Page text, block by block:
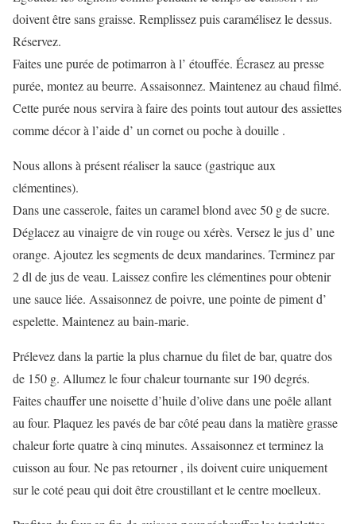
doivent être sans graisse. Remplissez puis caramélisez le dessus.
Réservez.
Faites une purée de potimarron à l’ étouffée. Écrasez au presse
purée, montez au beurre. Assaisonnez. Maintenez au chaud filmé.
Cette purée nous servira à faire des points tout autour des assiettes
comme décor à l’aide d’ un cornet ou poche à douille .
Nous allons à présent réaliser la sauce (gastrique aux
clémentines).
Dans une casserole, faites un caramel blond avec 50 g de sucre.
Déglacez au vinaigre de vin rouge ou xérès. Versez le jus d’ une
orange. Ajoutez les segments de deux mandarines. Terminez par
2 dl de jus de veau. Laissez confire les clémentines pour obtenir
une sauce liée. Assaisonnez de poivre, une pointe de piment d’
espelette. Maintenez au bain-marie.
Prélevez dans la partie la plus charnue du filet de bar, quatre dos
de 150 g. Allumez le four chaleur tournante sur 190 degrés.
Faites chauffer une noisette d’huile d’olive dans une poêle allant
au four. Plaquez les pavés de bar côté peau dans la matière grasse
chaleur forte quatre à cinq minutes. Assaisonnez et terminez la
cuisson au four. Ne pas retourner , ils doivent cuire uniquement
sur le coté peau qui doit être croustillant et le centre moelleux.